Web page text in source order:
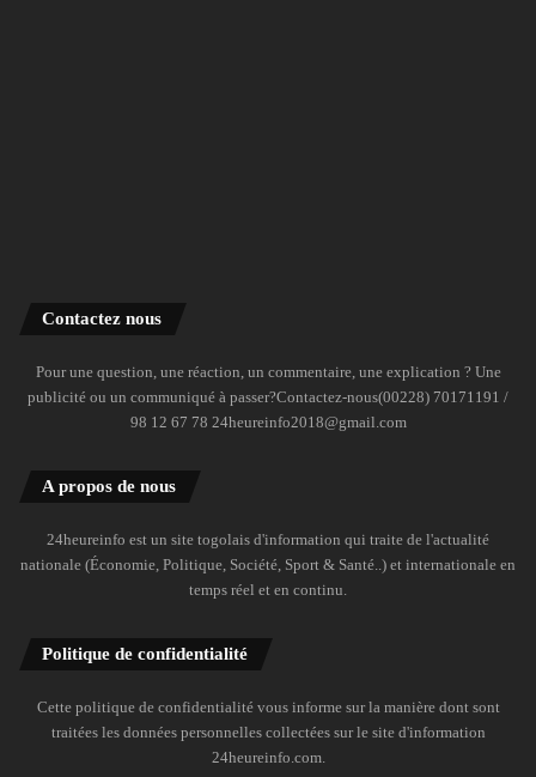
Contactez nous
Pour une question, une réaction, un commentaire, une explication ? Une
publicité ou un communiqué à passer?Contactez-nous(00228) 70171191 /
98 12 67 78 24heureinfo2018@gmail.com
A propos de nous
24heureinfo est un site togolais d'information qui traite de l'actualité
nationale (Économie, Politique, Société, Sport & Santé..) et internationale en
temps réel et en continu.
Politique de confidentialité
Cette politique de confidentialité vous informe sur la manière dont sont
traitées les données personnelles collectées sur le site d'information
24heureinfo.com.